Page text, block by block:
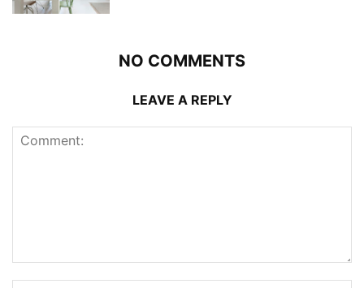
NO COMMENTS
LEAVE A REPLY